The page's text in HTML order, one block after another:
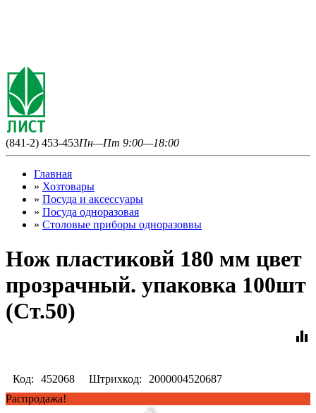
(841-2) 453-453Пн—Пт 9:00—18:00
Главная
» Хозтовары
» Посуда и аксессуары
» Посуда одноразовая
» Столовые приборы одноразоввы
Нож пластиковй 180 мм цвет
прозрачный. упаковка 100шт
(Ст.50)
equalizer
Код: 452068 Штрихкод:
2000004520687
Распродажа!